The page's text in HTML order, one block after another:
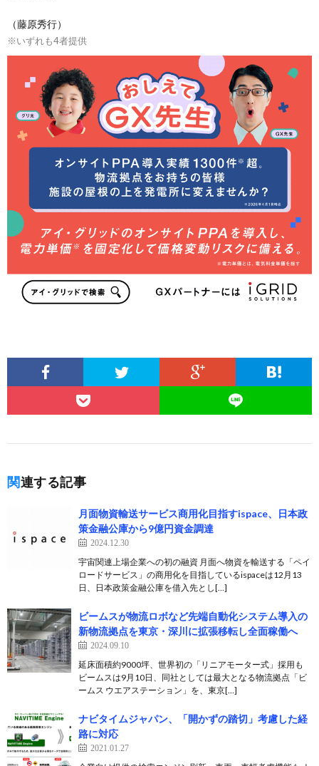
（藤原秀行）
※いずれも4者提供
関連する記事
月面物資輸送サービス商用化目指すispace、日本政
策金融公庫から9億円資金調達
2024.12.30
宇宙関連上場企業への初の融資 月面へ物資を輸送する「ペイ
ロードサービス」の商用化を目指しているispaceは12月13
日、日本政策金融公庫を借入先とし[…]
ビームスが物流ロボなど先端自動化システム導入の
新物流拠点を東京・深川に拡張移転し全面稼働へ
2024.09.10
延床面積約9000坪、世界初の「リニアモーター式」採用も
ビームスは9月10日、同社としては最大となる物流拠点「ビ
ームス ウエアステーション」を、東京[…]
ナビタイムジャパン、「開かずの踏切」考慮した経
路に対応
2021.01.27